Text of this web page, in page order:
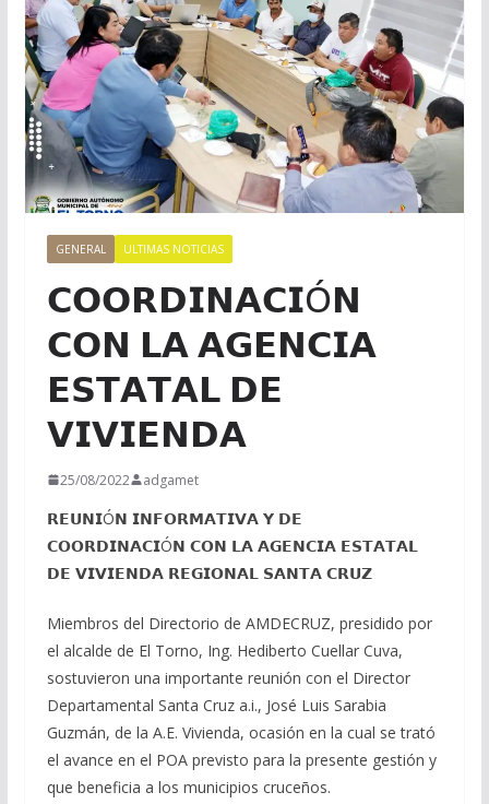
GENERAL ULTIMAS NOTICIAS
𝗖𝗢𝗢𝗥𝗗𝗜𝗡𝗔𝗖𝗜Ó𝗡
𝗖𝗢𝗡 𝗟𝗔 𝗔𝗚𝗘𝗡𝗖𝗜𝗔
𝗘𝗦𝗧𝗔𝗧𝗔𝗟 𝗗𝗘
𝗩𝗜𝗩𝗜𝗘𝗡𝗗𝗔
25/08/2022 adgamet
𝗥𝗘𝗨𝗡𝗜Ó𝗡 𝗜𝗡𝗙𝗢𝗥𝗠𝗔𝗧𝗜𝗩𝗔 𝗬 𝗗𝗘
𝗖𝗢𝗢𝗥𝗗𝗜𝗡𝗔𝗖𝗜Ó𝗡 𝗖𝗢𝗡 𝗟𝗔 𝗔𝗚𝗘𝗡𝗖𝗜𝗔 𝗘𝗦𝗧𝗔𝗧𝗔𝗟
𝗗𝗘 𝗩𝗜𝗩𝗜𝗘𝗡𝗗𝗔 𝗥𝗘𝗚𝗜𝗢𝗡𝗔𝗟 𝗦𝗔𝗡𝗧𝗔 𝗖𝗥𝗨𝗭
Miembros del Directorio de AMDECRUZ, presidido por
el alcalde de El Torno, Ing. Hediberto Cuellar Cuva,
sostuvieron una importante reunión con el Director
Departamental Santa Cruz a.i., José Luis Sarabia
Guzmán, de la A.E. Vivienda, ocasión en la cual se trató
el avance en el POA previsto para la presente gestión y
que beneficia a los municipios cruceños.